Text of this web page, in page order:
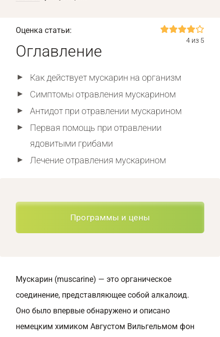
Оценка статьи:
4 из 5
Оглавление
Как действует мускарин на организм
Симптомы отравления мускарином
Антидот при отравлении мускарином
Первая помощь при отравлении
ядовитыми грибами
Лечение отравления мускарином
Программы и цены
Мускарин (muscarine) — это органическое
соединение, представляющее собой алкалоид.
Оно было впервые обнаружено и описано
немецким химиком Августом Вильгельмом фон